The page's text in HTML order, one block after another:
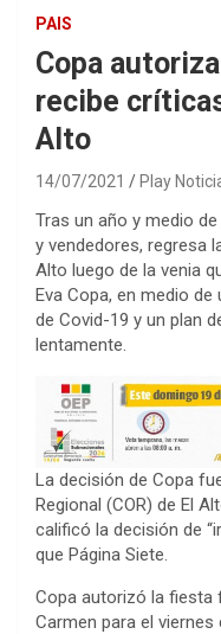
PAIS
Copa
recibe
Alto
14/07/2021 Play
Tras un año y medio
y vendedores, regresa
Alto luego de la venia
Eva Copa, en medio
de Covid-19 y un plan
lentamente.
La decisión de Copa
Regional (COR) de El
calificó la decisión de
que Página Siete.
Copa autorizó la fiesta
Carmen para el